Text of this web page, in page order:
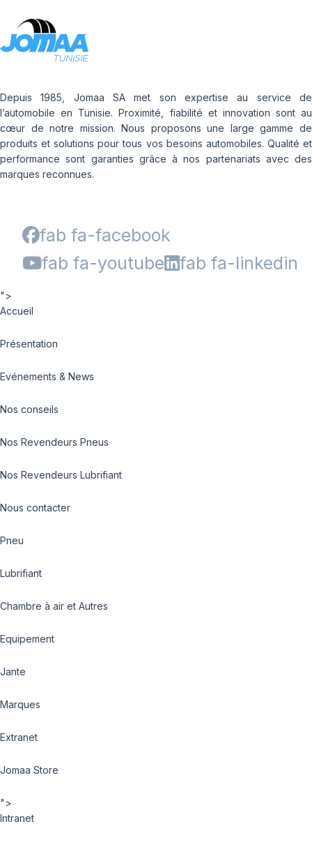
Depuis 1985, Jomaa SA met son expertise au service de
l’automobile en Tunisie. Proximité, fiabilité et innovation sont au
cœur de notre mission. Nous proposons une large gamme de
produits et solutions pour tous vos besoins automobiles. Qualité et
performance sont garanties grâce à nos partenariats avec des
marques reconnues.
fab fa-facebook
fab fa-youtube
fab fa-linkedin
">
Accueil
Présentation
Evénements & News
Nos conseils
Nos Revendeurs Pneus
Nos Revendeurs Lubrifiant
Nous contacter
Pneu
Lubrifiant
Chambre à air et Autres
Equipement
Jante
Marques
Extranet
Jomaa Store
">
Intranet